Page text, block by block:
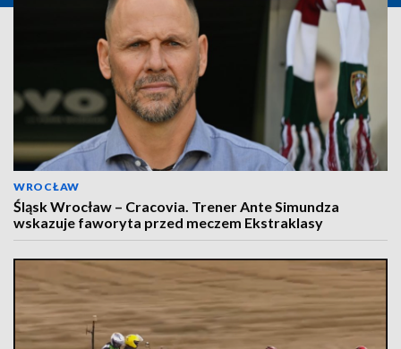
WROCŁAW
Śląsk Wrocław – Cracovia. Trener Ante Simundza
wskazuje faworyta przed meczem Ekstraklasy